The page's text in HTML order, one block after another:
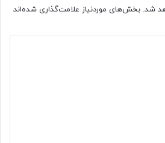
شد. بخش‌های موردنیاز علامت‌گذاری شده‌اند